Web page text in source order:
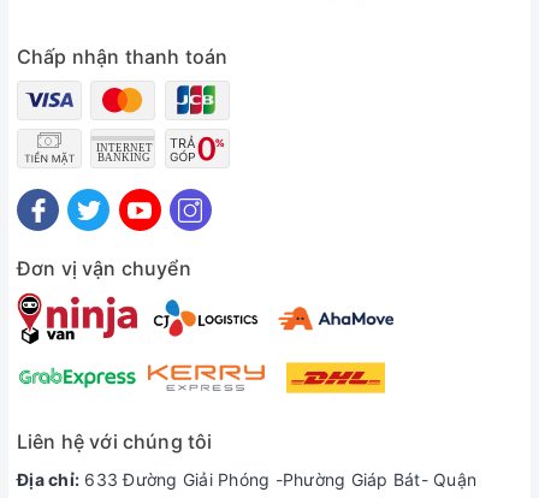
Chấp nhận thanh toán
Đơn vị vận chuyển
Liên hệ với chúng tôi
Địa chỉ: 633 Đường Giải Phóng -Phường Giáp Bát- Quận